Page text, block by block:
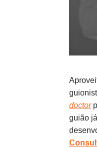
doctor
guião